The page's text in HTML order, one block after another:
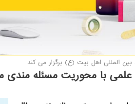
بین المللی اهل بیت (ع) برگزار می كند
با محوریت مسئله مندی